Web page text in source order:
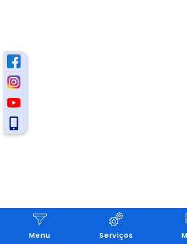
Menu Serviços